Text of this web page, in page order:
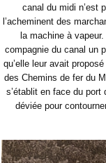
canal du midi n’est
l’acheminent des
la machine à
compagnie du canal un
qu’elle leur avait
des Chemins de fer du
s’établit en face du
déviée pour